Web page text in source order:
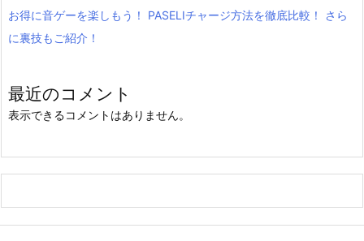
お得に音ゲーを楽しもう！ PASELIチャージ方法を徹底比較！ さら
に裏技もご紹介！
最近のコメント
表示できるコメントはありません。